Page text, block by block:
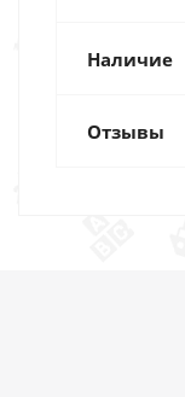
Наличие
Отзывы